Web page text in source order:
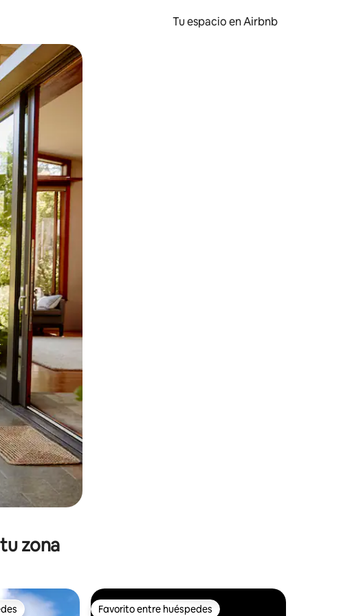
Tu espacio en Airbnb
o bien tocando y deslizando la pantalla.
zona
Favorito entre huéspedes